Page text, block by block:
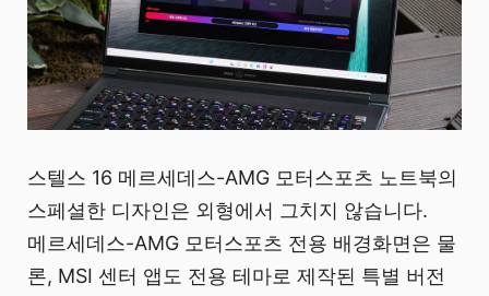
스텔스 16 메르세데스-AMG 모터스포츠 노트북의
스페셜한 디자인은 외형에서 그치지 않습니다.
메르세데스-AMG 모터스포츠 전용 배경화면은 물
론, MSI 센터 앱도 전용 테마로 제작된 특별 버전